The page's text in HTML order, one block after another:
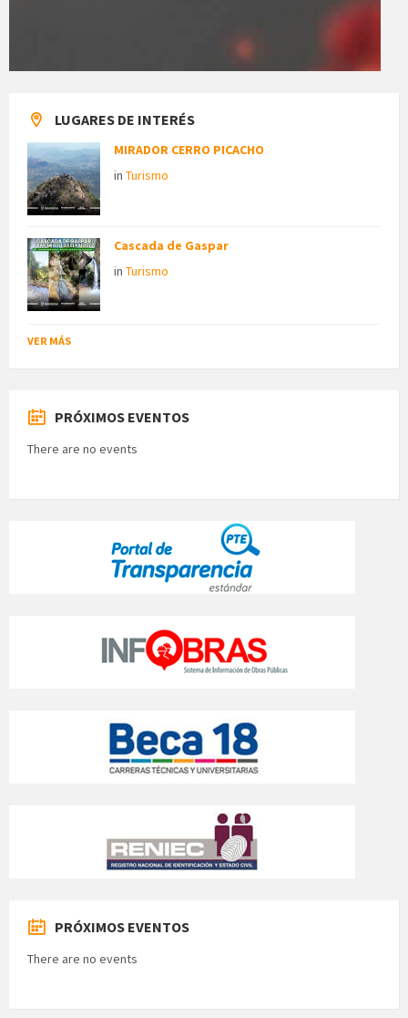
LUGARES DE INTERÉS
MIRADOR CERRO PICACHO
in Turismo
Cascada de Gaspar
in Turismo
VER MÁS
PRÓXIMOS EVENTOS
There are no events
PRÓXIMOS EVENTOS
There are no events